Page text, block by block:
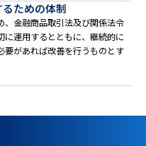
ための体制
、金融商品取引法及び関係法令
に運用するとともに、継続的に
要があれば改善を行うものとす